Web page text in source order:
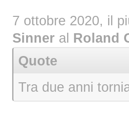
7 ottobre 2020, il
Sinner al Roland
Quote
Tra due anni